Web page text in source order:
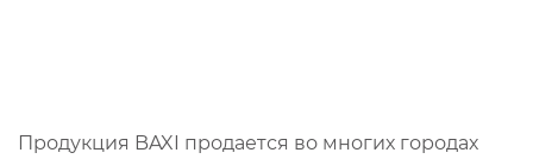
Продукция BAXI продается во многих городах